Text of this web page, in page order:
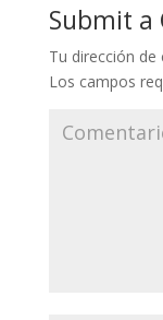
Submit a
Tu dirección
Los campos